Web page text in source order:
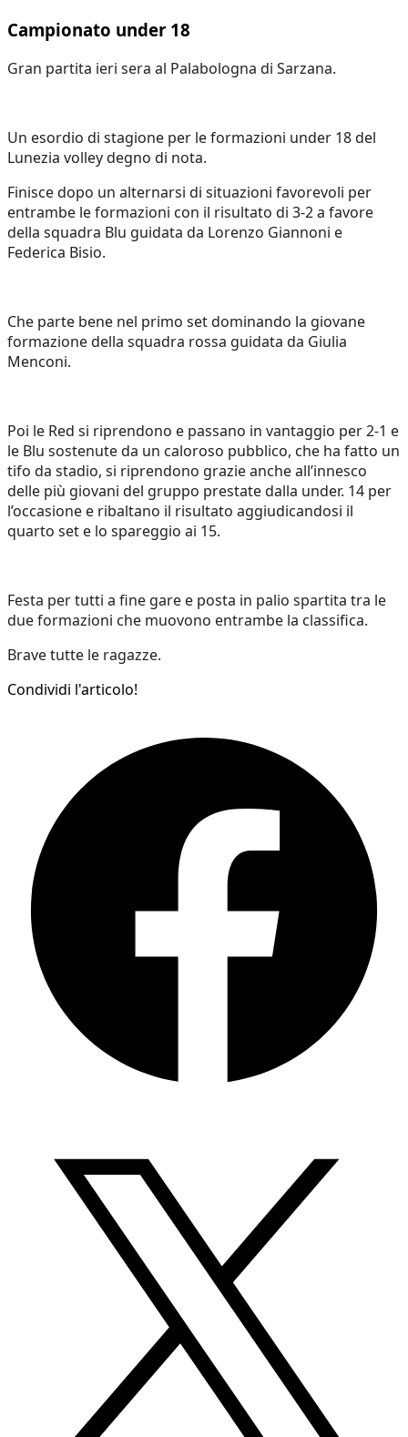
Campionato under 18
Gran partita ieri sera al Palabologna di Sarzana.
Un esordio di stagione per le formazioni under 18 del
Lunezia volley degno di nota.
Finisce dopo un alternarsi di situazioni favorevoli per
entrambe le formazioni con il risultato di 3-2 a favore
della squadra Blu guidata da Lorenzo Giannoni e
Federica Bisio.
Che parte bene nel primo set dominando la giovane
formazione della squadra rossa guidata da Giulia
Menconi.
Poi le Red si riprendono e passano in vantaggio per 2-1 e
le Blu sostenute da un caloroso pubblico, che ha fatto un
tifo da stadio, si riprendono grazie anche all’innesco
delle più giovani del gruppo prestate dalla under. 14 per
l’occasione e ribaltano il risultato aggiudicandosi il
quarto set e lo spareggio ai 15.
Festa per tutti a fine gare e posta in palio spartita tra le
due formazioni che muovono entrambe la classifica.
Brave tutte le ragazze.
Condividi l'articolo!